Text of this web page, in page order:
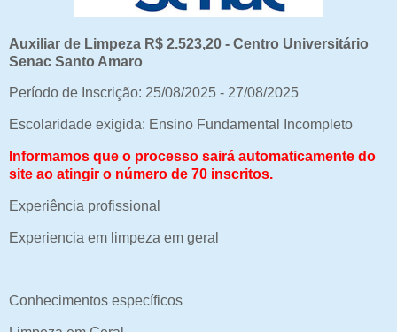
Auxiliar de Limpeza R$ 2.523,20 - Centro Universitário
Senac Santo Amaro
Período de Inscrição: 25/08/2025 - 27/08/2025
Escolaridade exigida: Ensino Fundamental Incompleto
Informamos que o processo sairá automaticamente do
site ao atingir o número de 70 inscritos.
Experiência profissional
Experiencia em limpeza em geral
Conhecimentos específicos